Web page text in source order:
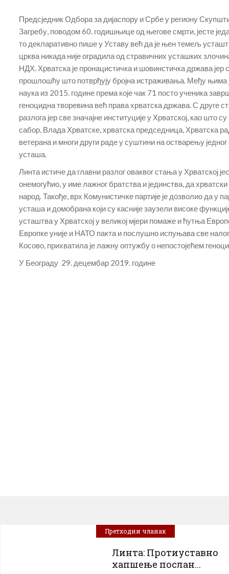
Предсједник Одбора за дијаспору и Србе у региону
Загребу, поводом 60. годишњице од његове смрти, јесте
то декларативно пише у Уставу већ да је њен темељ
црква никада није оградила од стравичних усташких
НДХ. Хрватска је пронацистичка и шовинстичка држава јер
прошлошћу што потврђују бројна истраживања. Међу њима
наука из 2015. године према које чак 71 посто ученика
геноцидна творевина већ права хрватска држава. С друге
разлога јер све значајне институције у Хрватској, као што
сабор, Влада Хрватске, хрватска председница, Хрватска
ветерана и многи други раде у суштини на остварењу
усташа.
Линта истиче да главни разлог оваквог стања у Хрватској
онемогућио, у име лажног братства и јединства, да
народ. Такође, врх Комунистичке партије је дозволио да у
усташа и домобрана који су касније заузели високе
усташтва у Хрватској у великој мјери помаже и ћутња
Европке уније и НАТО пакта и послушно испуњава све
Косово, прихватила је лажну оптужбу о непостојећем
У Београду 29. децембар 2019. године
Претходни чланак
Линта: Протиуставно
хапшење послан...